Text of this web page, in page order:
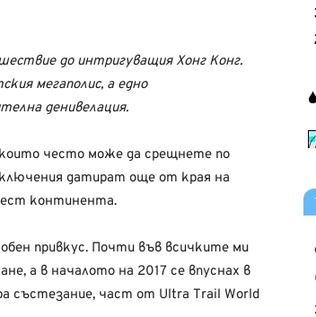
до интригуващия Хонг Конг.
мегаполис, а едно
денивелация.
често може да срещнете по
датират още от края на
континента.
привкус. Почти във всичките ми
а в началото на 2017 се впуснах в
състезание, част от Ultra Trail World